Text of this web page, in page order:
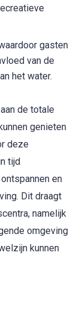
gasten
van de
het water.
de totale
genieten
deze
tijd
en
Dit draagt
namelijk
omgeving
kunnen